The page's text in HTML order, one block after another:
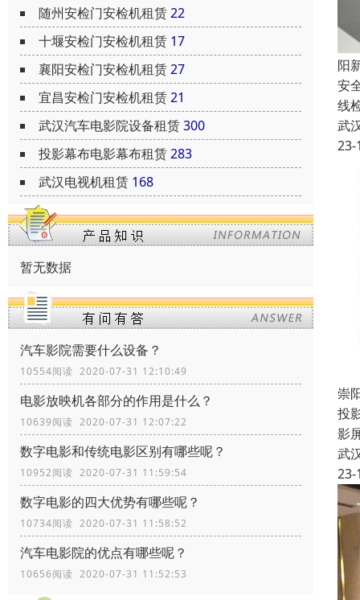
随州安检门安检机租赁22
十堰安检门安检机租赁 17
襄阳安检门安检机租赁27
宜昌安检门安检机租赁21
武汉汽车电影院设备租赁300
投影幕布电影幕布租赁283
武汉电视机租赁 168
暂无数据
汽车影院需要什么设备？
10554阅读 2020-07-31 12:10:49
电影放映机各部分的作用是什么？
10639阅读 2020-07-31 12:07:22
数字电影和传统电影区别有哪些呢？
10952阅读 2020-07-31 11:59:54
数字电影的四大优势有哪些呢？
10734阅读 2020-07-31 11:58:52
汽车电影院的优点有哪些呢？
10656阅读 2020-07-31 11:52:53
阳
安
线
武
23-
崇
投
影
武
23-